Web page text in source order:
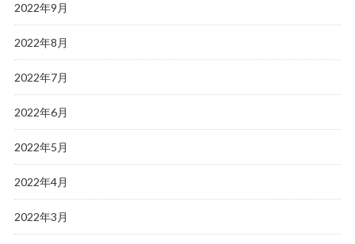
2022年9月
2022年8月
2022年7月
2022年6月
2022年5月
2022年4月
2022年3月